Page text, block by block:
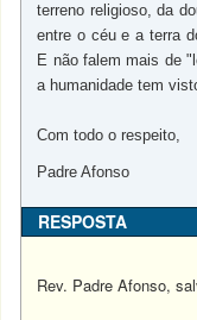
terreno religioso, da
entre o céu e a terra
E não falem mais de
a humanidade tem
Com todo o respeito,
Padre Afonso
RESPOSTA
Rev. Padre Afonso,